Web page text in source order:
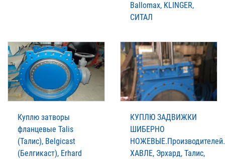
Ballomax, KLINGER,
СИТАЛ
Куплю затворы
фланцевые Talis
(Талис), Belgicast
(Белгикаст), Erhard
КУПЛЮ ЗАДВИЖКИ
ШИБЕРНО
XАВЛЕ, Эрхард, Талис,